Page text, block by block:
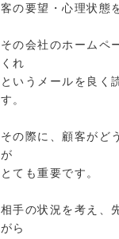
客の要望・心理状態
その会社のホームペ
くれ
というメールを良く
す。
その際に、顧客がど
が
とても重要です。
相手の状況を考え、
がら